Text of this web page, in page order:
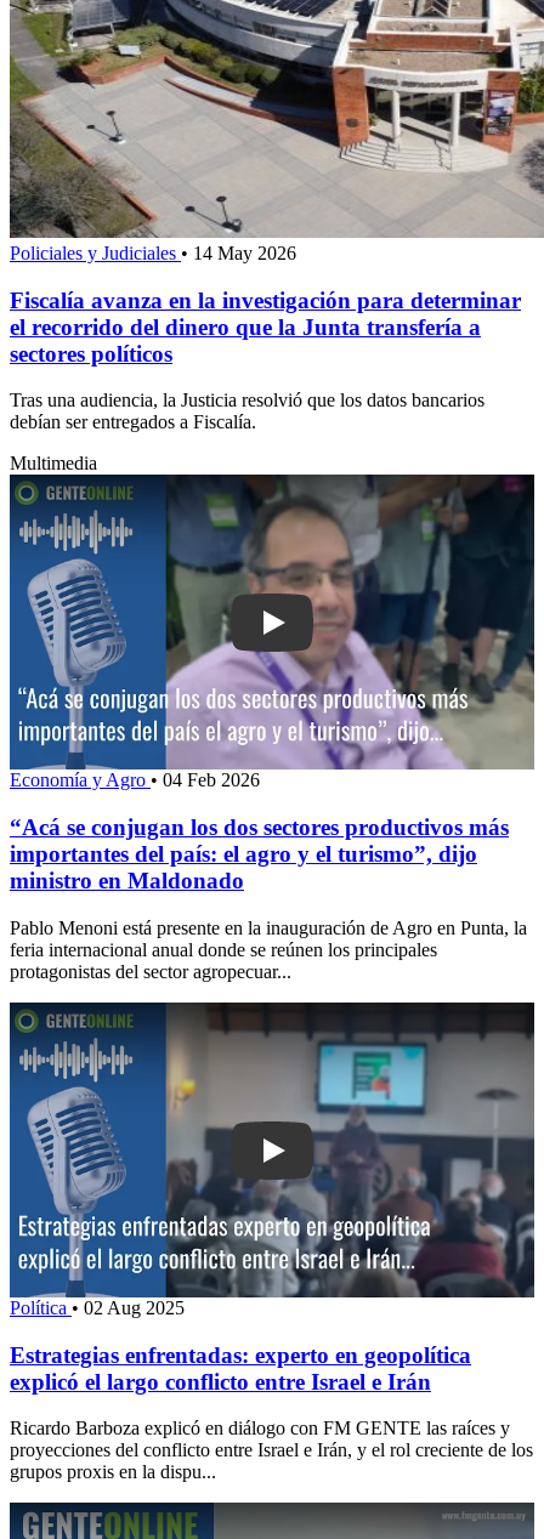
Policiales y Judiciales • 14 May 2026
Fiscalía avanza en la investigación para determinar
el recorrido del dinero que la Junta transfería a
sectores políticos
Tras una audiencia, la Justicia resolvió que los datos bancarios
debían ser entregados a Fiscalía.
Multimedia
Play: “Acá se conjugan los dos
Economía y Agro • 04 Feb 2026
“Acá se conjugan los dos sectores productivos más
importantes del país: el agro y el turismo”, dijo
ministro en Maldonado
Pablo Menoni está presente en la inauguración de Agro en Punta, la
feria internacional anual donde se reúnen los principales
protagonistas del sector agropecuar...
Play: Estrategias enfrentadas:
Política • 02 Aug 2025
Estrategias enfrentadas: experto en geopolítica
explicó el largo conflicto entre Israel e Irán
Ricardo Barboza explicó en diálogo con FM GENTE las raíces y
proyecciones del conflicto entre Israel e Irán, y el rol creciente de los
grupos proxis en la dispu...